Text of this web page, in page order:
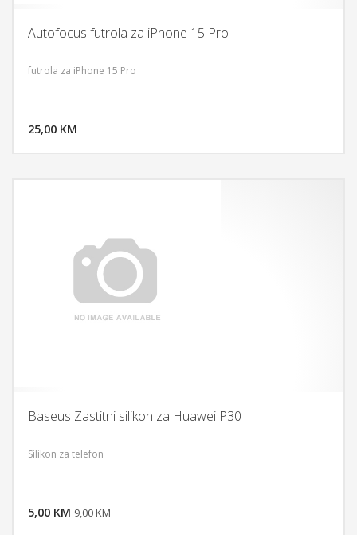
Autofocus futrola za iPhone 15 Pro
futrola za iPhone 15 Pro
25,00 KM
Baseus Zastitni silikon za Huawei P30
Silikon za telefon
5,00 KM 9,00 KM